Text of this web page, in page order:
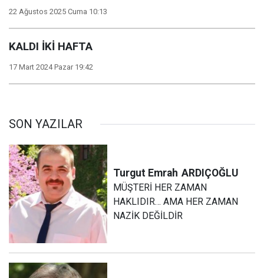
22 Ağustos 2025 Cuma 10:13
KALDI İKİ HAFTA
17 Mart 2024 Pazar 19:42
SON YAZILAR
Turgut Emrah ARDIÇOĞLU
MÜŞTERİ HER ZAMAN
HAKLIDIR… AMA HER ZAMAN
NAZİK DEĞİLDİR